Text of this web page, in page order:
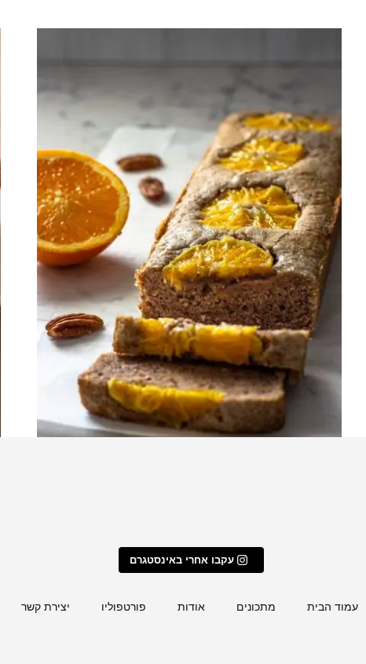
עקבו אחרי באינסטגרם
עמוד הבית מתכונים אודות פורטפוליו יצירת קשר